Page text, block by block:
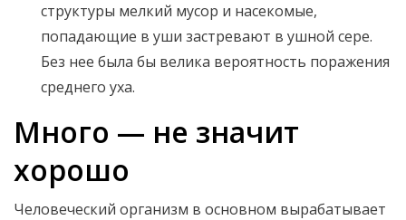
структуры мелкий мусор и насекомые,
попадающие в уши застревают в ушной сере.
Без нее была бы велика вероятность поражения
среднего уха.
Много — не значит
хорошо
Человеческий организм в основном вырабатывает